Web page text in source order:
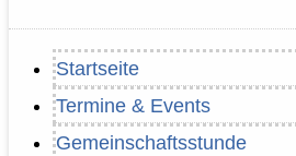
Startseite
Termine & Events
Gemeinschaftsstunde